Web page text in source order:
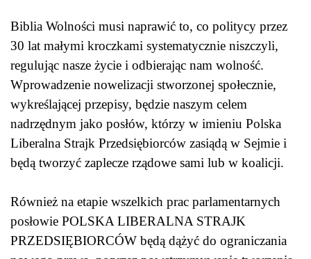
Biblia Wolności musi naprawić to, co politycy przez
30 lat małymi kroczkami systematycznie niszczyli,
regulując nasze życie i odbierając nam wolność.
Wprowadzenie nowelizacji stworzonej społecznie,
wykreślającej przepisy, będzie naszym celem
nadrzędnym jako posłów, którzy w imieniu Polska
Liberalna Strajk Przedsiębiorców zasiądą w Sejmie i
będą tworzyć zaplecze rządowe sami lub w koalicji.
Również na etapie wszelkich prac parlamentarnych
posłowie POLSKA LIBERALNA STRAJK
PRZEDSIĘBIORCÓW będą dążyć do ograniczania